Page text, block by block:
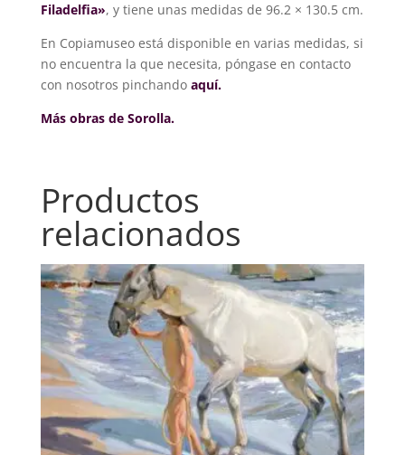
Filadelfia», y tiene unas medidas de 96.2 × 130.5 cm.
En Copiamuseo está disponible en varias medidas, si
no encuentra la que necesita, póngase en contacto
con nosotros pinchando aquí.
Más obras de Sorolla.
Productos
relacionados